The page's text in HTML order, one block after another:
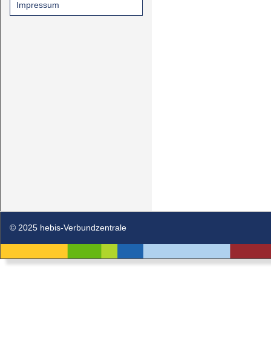
Impressum
© 2025 hebis-Verbundzentrale